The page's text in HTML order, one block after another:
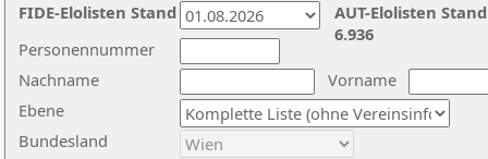
Nachname
Vorname
Ebene
Personennummer
Bundesland
AUT-Elolisten
6.936
FIDE-Elolisten Stand